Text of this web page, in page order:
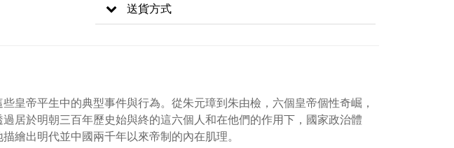
送貨方式
皇帝平生中的典型事件與行為。從朱元璋到朱由檢，六個皇帝個性奇崛，
居於明朝三百年歷史始與終的這六個人和在他們的作用下，國家政治體
繪出明代並中國兩千年以來帝制的內在肌理。